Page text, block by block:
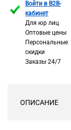
Войти в B2B-
кабинет
Для юр лиц
Оптовые цены
Персональные
скидки
Заказы 24/7
ОПИСАНИЕ